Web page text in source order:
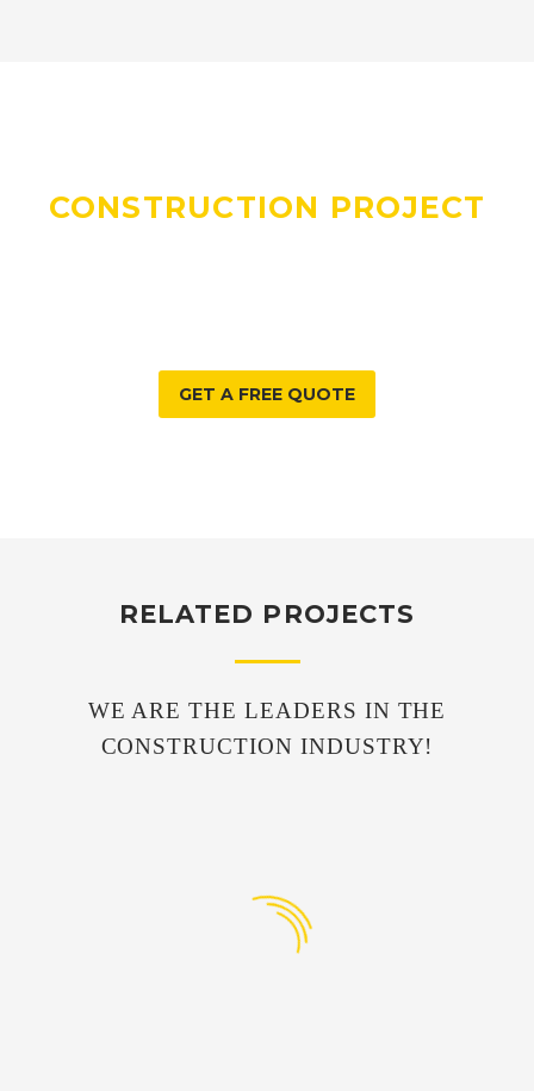
CONSTRUCTION PROJECT
GET A FREE QUOTE
RELATED PROJECTS
WE ARE THE LEADERS IN THE
CONSTRUCTION INDUSTRY!